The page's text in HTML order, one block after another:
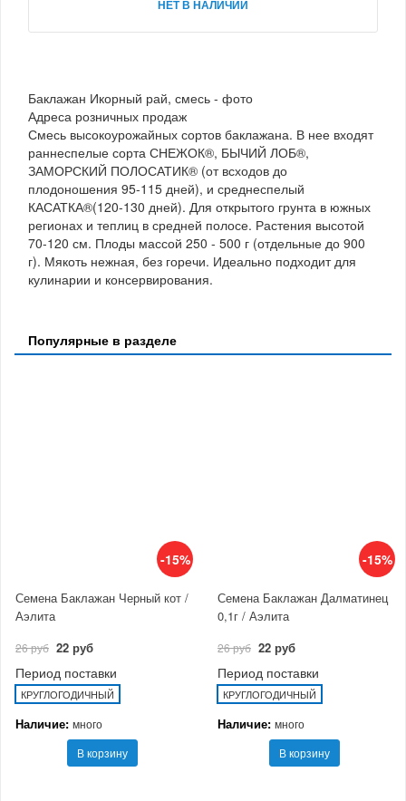
НЕТ В НАЛИЧИИ
Баклажан Икорный рай, смесь - фото
Адреса розничных продаж
Смесь высокоурожайных сортов баклажана. В нее входят
раннеспелые сорта СНЕЖОК®, БЫЧИЙ ЛОБ®,
ЗАМОРСКИЙ ПОЛОСАТИК® (от всходов до
плодоношения 95-115 дней), и среднеспелый
КАСАТКА®(120-130 дней). Для открытого грунта в южных
регионах и теплиц в средней полосе. Растения высотой
70-120 см. Плоды массой 250 - 500 г (отдельные до 900
г). Мякоть нежная, без горечи. Идеально подходит для
кулинарии и консервирования.
Популярные в разделе
-15%
Семена Баклажан Черный кот /
Аэлита
26 руб 22 руб
Период поставки
КРУГЛОГОДИЧНЫЙ
Наличие: много
В корзину
-15%
Семена Баклажан Далматинец
0,1г / Аэлита
26 руб 22 руб
Период поставки
КРУГЛОГОДИЧНЫЙ
Наличие: много
В корзину